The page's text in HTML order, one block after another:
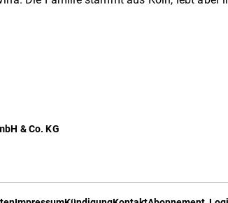
& Co. KG